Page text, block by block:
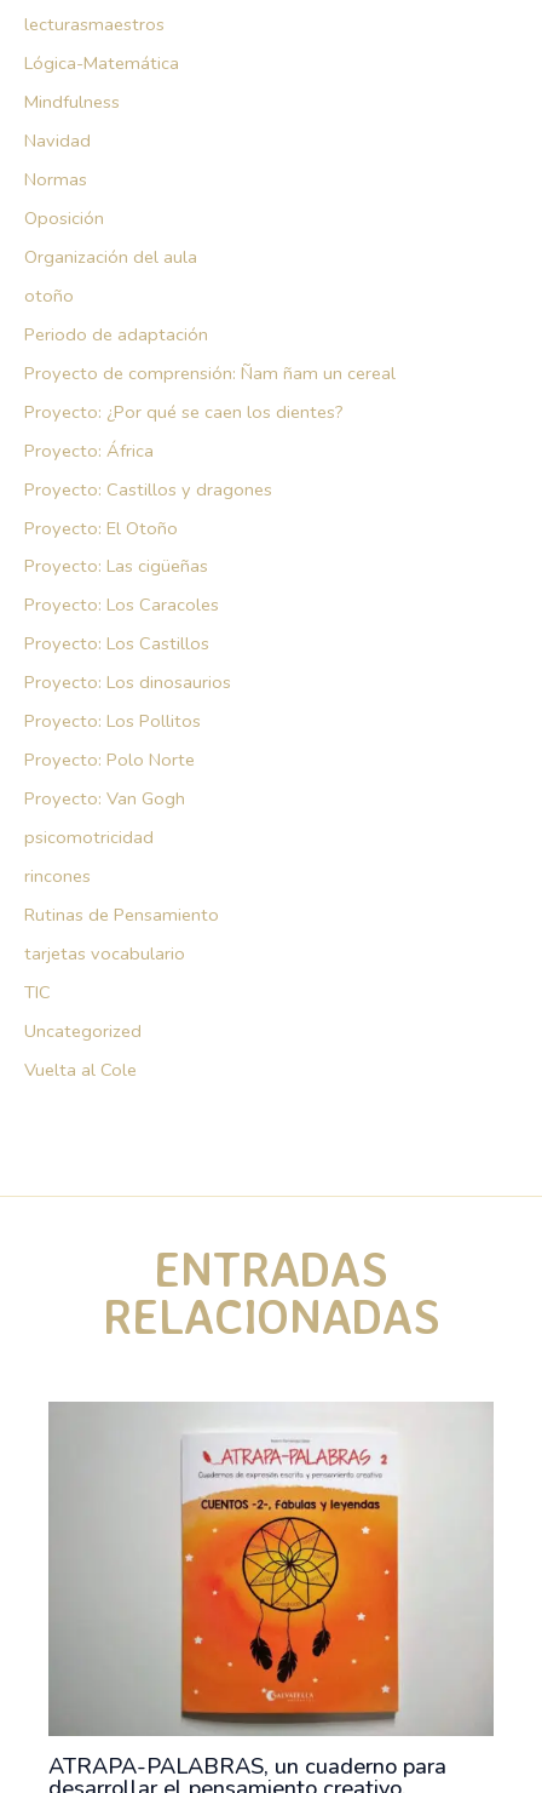
lecturasmaestros
Lógica-Matemática
Mindfulness
Navidad
Normas
Oposición
Organización del aula
otoño
Periodo de adaptación
Proyecto de comprensión: Ñam ñam un cereal
Proyecto: ¿Por qué se caen los dientes?
Proyecto: África
Proyecto: Castillos y dragones
Proyecto: El Otoño
Proyecto: Las cigüeñas
Proyecto: Los Caracoles
Proyecto: Los Castillos
Proyecto: Los dinosaurios
Proyecto: Los Pollitos
Proyecto: Polo Norte
Proyecto: Van Gogh
psicomotricidad
rincones
Rutinas de Pensamiento
tarjetas vocabulario
TIC
Uncategorized
Vuelta al Cole
ENTRADAS
RELACIONADAS
ATRAPA-PALABRAS, un cuaderno para